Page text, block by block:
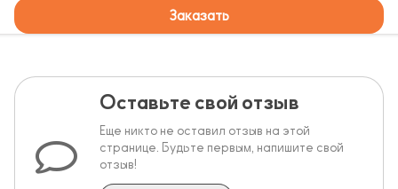
Заказать
Оставьте свой отзыв
Еще никто не оставил отзыв на этой
странице. Будьте первым, напишите свой
отзыв!